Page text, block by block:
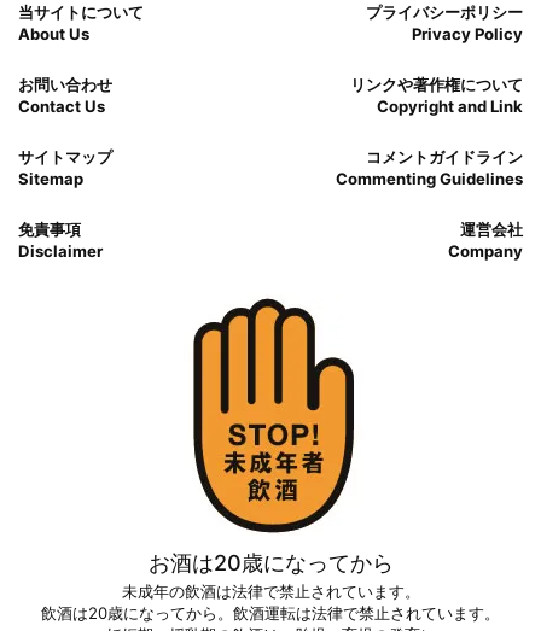
当サイトについて
About Us
プライバシーポリシー
Privacy Policy
お問い合わせ
Contact Us
リンクや著作権について
Copyright and Link
サイトマップ
Sitemap
コメントガイドライン
Commenting Guidelines
免責事項
Disclaimer
運営会社
Company
お酒は20歳になってから
未成年の飲酒は法律で禁止されています。
飲酒は20歳になってから。飲酒運転は法律で禁止されています。